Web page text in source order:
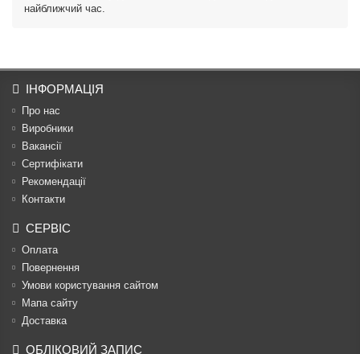
найближчий час.
ІНФОРМАЦІЯ
Про нас
Виробники
Вакансії
Сертифікати
Рекомендації
Контакти
СЕРВІС
Оплата
Повернення
Умови користування сайтом
Мапа сайту
Доставка
ОБЛІКОВИЙ ЗАПИС